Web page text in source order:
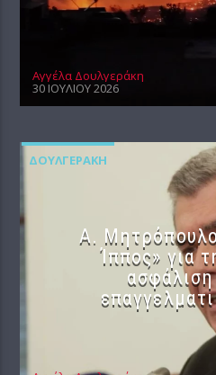
Αγγέλα Δουλγεράκη
30 ΙΟΥΛΊΟΥ 2026
ΔΟΥΛΓΕΡΆΚΗ
Α.
Ίππος» για